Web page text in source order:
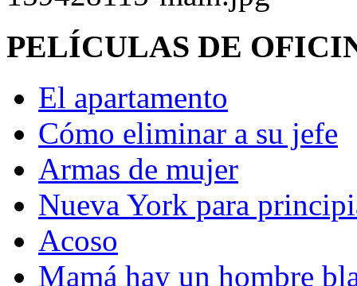
PELÍCULAS DE
El apartamento
Cómo eliminar a su jefe
Armas de mujer
Nueva York para
Acoso
Mamá hay un hombre